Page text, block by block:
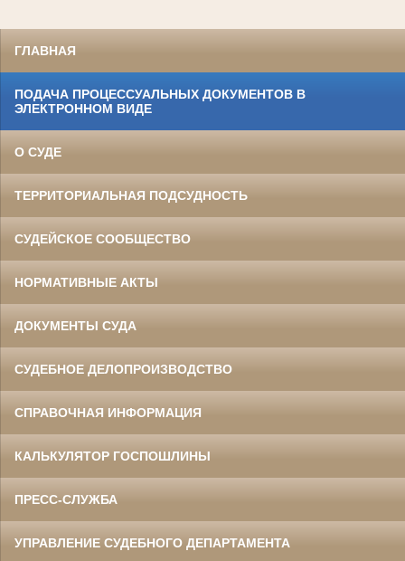
ГЛАВНАЯ
ПОДАЧА ПРОЦЕССУАЛЬНЫХ ДОКУМЕНТОВ В
ЭЛЕКТРОННОМ ВИДЕ
О СУДЕ
ТЕРРИТОРИАЛЬНАЯ ПОДСУДНОСТЬ
СУДЕЙСКОЕ СООБЩЕСТВО
НОРМАТИВНЫЕ АКТЫ
ДОКУМЕНТЫ СУДА
СУДЕБНОЕ ДЕЛОПРОИЗВОДСТВО
СПРАВОЧНАЯ ИНФОРМАЦИЯ
КАЛЬКУЛЯТОР ГОСПОШЛИНЫ
ПРЕСС-СЛУЖБА
УПРАВЛЕНИЕ СУДЕБНОГО ДЕПАРТАМЕНТА